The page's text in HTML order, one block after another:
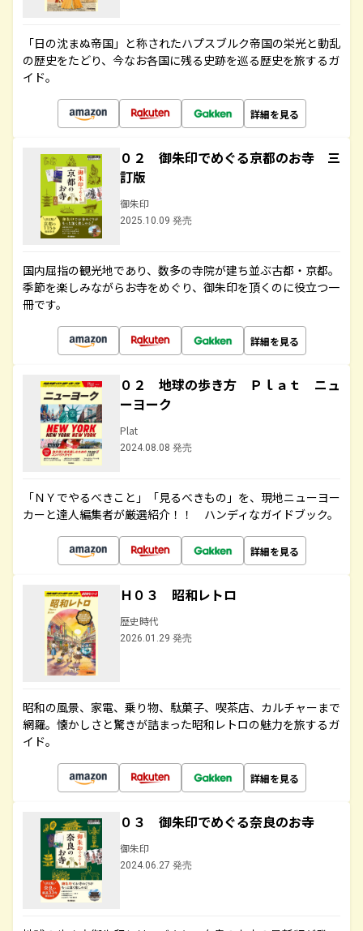
「日の沈まぬ帝国」と称されたハプスブルク帝国の栄光と動乱
の歴史をたどり、今なお各国に残る史跡を巡る歴史を旅するガ
イド。
詳細を見る
０２ 御朱印でめぐる京都のお寺 三
訂版
御朱印
2025.10.09 発売
国内屈指の観光地であり、数多の寺院が建ち並ぶ古都・京都。
季節を楽しみながらお寺をめぐり、御朱印を頂くのに役立つ一
冊です。
詳細を見る
０２ 地球の歩き方 Ｐｌａｔ ニュ
ーヨーク
Plat
2024.08.08 発売
「ＮＹでやるべきこと」「見るべきもの」を、現地ニューヨー
カーと達人編集者が厳選紹介！！ ハンディなガイドブック。
詳細を見る
Ｈ０３ 昭和レトロ
歴史時代
2026.01.29 発売
昭和の風景、家電、乗り物、駄菓子、喫茶店、カルチャーまで
網羅。懐かしさと驚きが詰まった昭和レトロの魅力を旅するガ
イド。
詳細を見る
０３ 御朱印でめぐる奈良のお寺
御朱印
2024.06.27 発売